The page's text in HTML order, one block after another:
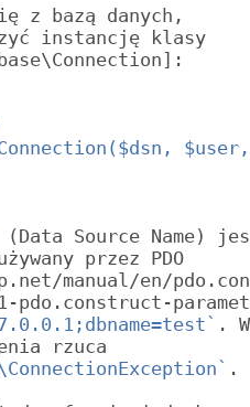
z bazą danych,
instancję klasy
(Data Source Name)
przez PDO
manual/en/
pdo.construct-
.
rzuca
.